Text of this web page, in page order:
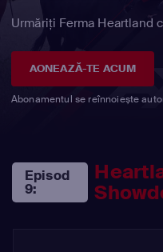
Urmăriți Ferma Heartland
AONEAZĂ-TE ACUM
Abonamentul se reînnoiește
Episod
9: